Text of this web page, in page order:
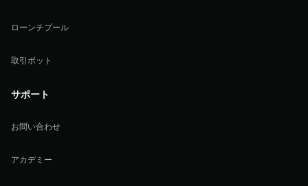
ローンチプール
取引ボット
サポート
お問い合わせ
アカデミー